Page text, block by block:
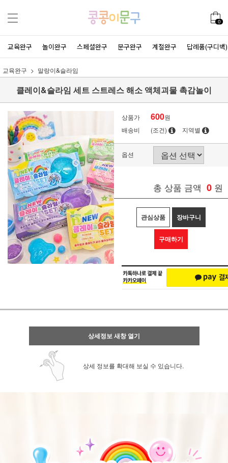
0
교육완구 놀이완구 스페셜완구 문구완구 계절완구 답례품(구디백)
교육완구 말랑이&슬라임
클레이&슬라임 세트 스트레스 해소 액체괴물 촉감놀이
상품가 600원
배송비
(조건) 지역별
옵션
총 상품 금액 0 원
관심상품 장바구니
구매하기
상세정보 새창 열기
상세 정보를 확대해 보실 수 있습니다.